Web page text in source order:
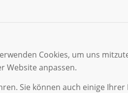
Cookies, um uns
Website anpassen.
Sie können auch einige